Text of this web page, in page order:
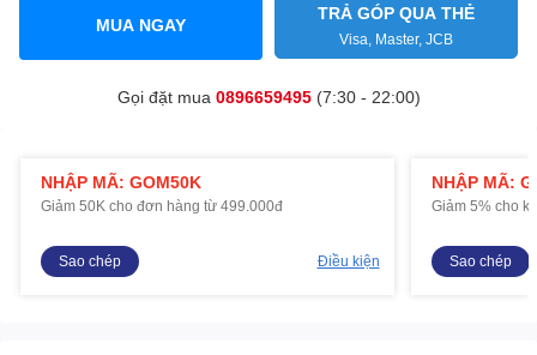
MUA NGAY
TRẢ GÓP QUA THẺ
Visa, Master, JCB
Gọi đặt mua 0896659495(7:30 - 22:00)
NHẬP MÃ: GOM50K
Giảm 50K cho đơn hàng từ 499.000đ
Sao chép Điều kiện
NHẬP MÃ:
Giảm 5% cho
Sao chép